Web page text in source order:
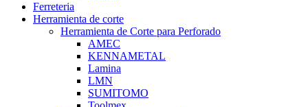
Ferreteria
Herramienta de corte
Herramienta de Corte para Perforado
AMEC
KENNAMETAL
Lamina
LMN
SUMITOMO